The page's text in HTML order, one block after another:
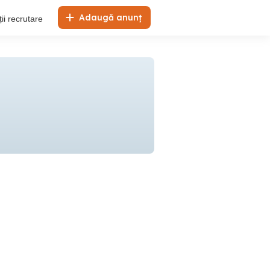
Adaugă anunț
recrutare